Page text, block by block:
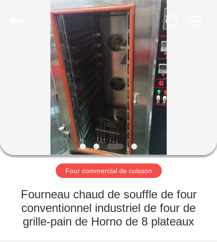
MAISON
PRODUITS
VIDÉOS
SPECTACLE
Four commercial de cuisson
Fourneau chaud de souffle de four
conventionnel industriel de four de
grille-pain de Horno de 8 plateaux